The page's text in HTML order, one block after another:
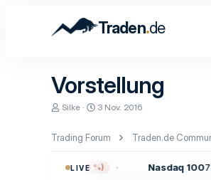
Traden.de
Vorstellung
E
t
Silke
E
t
l
3 Nov. 2016
Trading Forum Traden.de
LIVE
−7,37 (−0,10 %) Nasdaq 100